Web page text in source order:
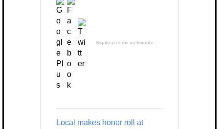
Sinalizar como irrelevante
Local makes honor roll at